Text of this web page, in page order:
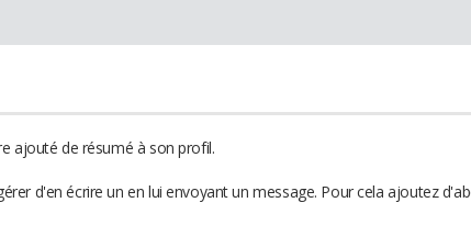
ajouté de résumé à son profil.
d'en écrire un en lui envoyant un message. Pour cela ajoutez